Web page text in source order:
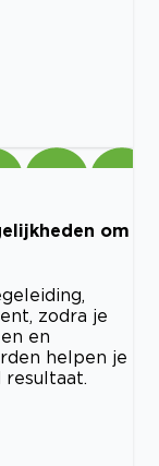
om
zodra je
en
helpen je
resultaat.